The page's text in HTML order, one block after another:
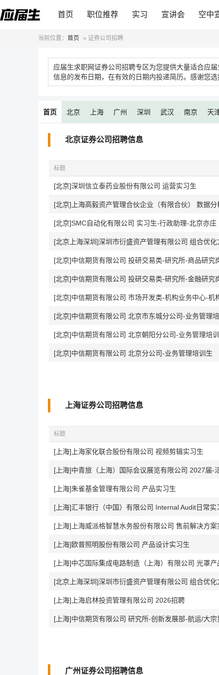
首页 职位推荐 实习 宣讲会 空中
当前位置： 首页 » 证券公司招聘
应届生求职网证券公司招聘专区为您提供大量适合应
信息的发布日期，在有效的日期内投递简历。感谢您
首页 北京 上海 广州 深圳 武汉 南京 天
北京证券公司招聘信息
标题
[北京]深圳信立泰药业股份有限公司 运营实习生
[北京]上海高毅资产管理合伙企业（有限合伙） 数据分
[北京]SMC自动化有限公司 实习生-行政助理-北京亦庄
[北京]中信期货有限公司 投研交易类-研究所-商品研究
[北京]中信期货有限公司 投研交易类-研究所-金融研究
[北京]中信期货有限公司 市场开发类-机构业务中心-机
[北京]中信期货有限公司 北京市东城分公司-业务管理
[北京]中信期货有限公司 北京朝阳分公司-业务管理培
[北京]中信期货有限公司 北京分公司-业务管理培训生
上海证券公司招聘信息
标题
[上海]上海家化联合股份有限公司 视频剪辑实习生
[上海]中青旅（上海）国际会议展览有限公司 2027届-
[上海]朱雀基金管理有限公司 产品实习生
[上海]汇丰银行（中国）有限公司 Internal Audit日常实
[上海]上海威派格智慧水务股份有限公司 售前解决方案
[上海]欧普照明股份有限公司 产品设计实习生
[上海]中芯国际集成电路制造（上海）有限公司 光罩
[上海]上海启林投资管理有限公司 2026招聘
[上海]中信期货有限公司 研究所-创新发展部-航运/大
广州证券公司招聘信息